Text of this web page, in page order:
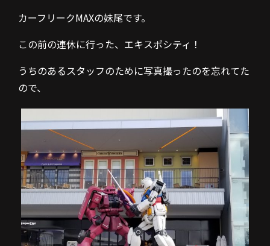
カーフリークMAXの妹尾です。
この前の連休に行った、エキスポシティ！
うちのあるスタッフのために写真撮ったのを忘れてた
ので、